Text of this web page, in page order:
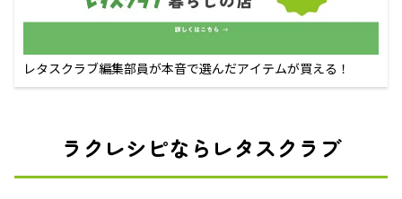
レタスクラブ編集部員が本音で選んだアイテムが買える！
ラクレシピならレタスクラブ